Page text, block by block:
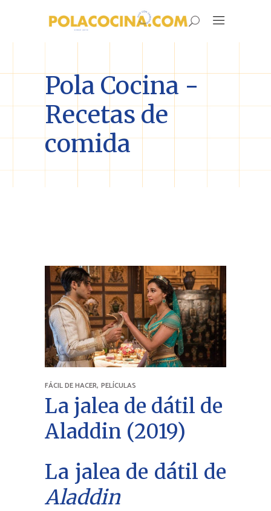
Pola Cocina -
Recetas de
comida
FÁCIL DE HACER, PELÍCULAS
La jalea de dátil de
Aladdin (2019)
La jalea de dátil de
Aladdin